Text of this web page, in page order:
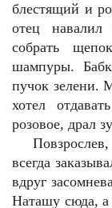
блестящий и
отец навалил
собрать
шампуры.
пучок зелени.
хотел
розовое, драл
всегда
вдруг
Наташу сюда,